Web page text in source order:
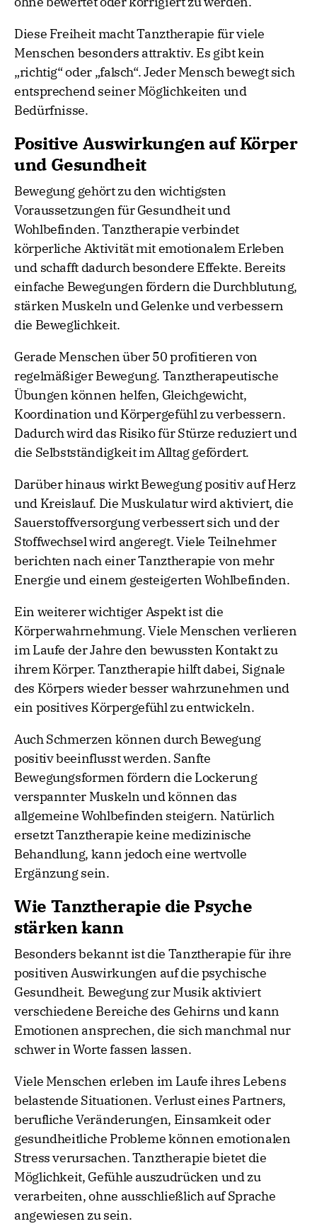
Diese Freiheit macht Tanztherapie für viele
Menschen besonders attraktiv. Es gibt kein
„richtig“ oder „falsch“. Jeder Mensch bewegt sich
entsprechend seiner Möglichkeiten und
Bedürfnisse.
Positive Auswirkungen auf Körper
und Gesundheit
Bewegung gehört zu den wichtigsten
Voraussetzungen für Gesundheit und
Wohlbefinden. Tanztherapie verbindet
körperliche Aktivität mit emotionalem Erleben
und schafft dadurch besondere Effekte. Bereits
einfache Bewegungen fördern die Durchblutung,
stärken Muskeln und Gelenke und verbessern
die Beweglichkeit.
Gerade Menschen über 50 profitieren von
regelmäßiger Bewegung. Tanztherapeutische
Übungen können helfen, Gleichgewicht,
Koordination und Körpergefühl zu verbessern.
Dadurch wird das Risiko für Stürze reduziert und
die Selbstständigkeit im Alltag gefördert.
Darüber hinaus wirkt Bewegung positiv auf Herz
und Kreislauf. Die Muskulatur wird aktiviert, die
Sauerstoffversorgung verbessert sich und der
Stoffwechsel wird angeregt. Viele Teilnehmer
berichten nach einer Tanztherapie von mehr
Energie und einem gesteigerten Wohlbefinden.
Ein weiterer wichtiger Aspekt ist die
Körperwahrnehmung. Viele Menschen verlieren
im Laufe der Jahre den bewussten Kontakt zu
ihrem Körper. Tanztherapie hilft dabei, Signale
des Körpers wieder besser wahrzunehmen und
ein positives Körpergefühl zu entwickeln.
Auch Schmerzen können durch Bewegung
positiv beeinflusst werden. Sanfte
Bewegungsformen fördern die Lockerung
verspannter Muskeln und können das
allgemeine Wohlbefinden steigern. Natürlich
ersetzt Tanztherapie keine medizinische
Behandlung, kann jedoch eine wertvolle
Ergänzung sein.
Wie Tanztherapie die Psyche
stärken kann
Besonders bekannt ist die Tanztherapie für ihre
positiven Auswirkungen auf die psychische
Gesundheit. Bewegung zur Musik aktiviert
verschiedene Bereiche des Gehirns und kann
Emotionen ansprechen, die sich manchmal nur
schwer in Worte fassen lassen.
Viele Menschen erleben im Laufe ihres Lebens
belastende Situationen. Verlust eines Partners,
berufliche Veränderungen, Einsamkeit oder
gesundheitliche Probleme können emotionalen
Stress verursachen. Tanztherapie bietet die
Möglichkeit, Gefühle auszudrücken und zu
verarbeiten, ohne ausschließlich auf Sprache
angewiesen zu sein.